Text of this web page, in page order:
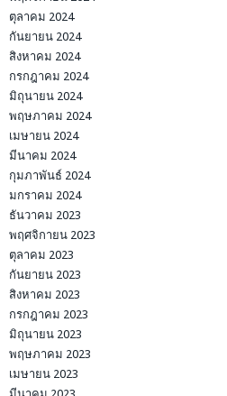
ตุลาคม 2024
กันยายน 2024
สิงหาคม 2024
กรกฎาคม 2024
มิถุนายน 2024
พฤษภาคม 2024
เมษายน 2024
มีนาคม 2024
กุมภาพันธ์ 2024
มกราคม 2024
ธันวาคม 2023
พฤศจิกายน 2023
ตุลาคม 2023
กันยายน 2023
สิงหาคม 2023
กรกฎาคม 2023
มิถุนายน 2023
พฤษภาคม 2023
เมษายน 2023